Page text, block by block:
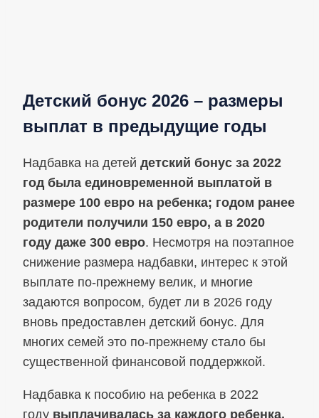
Детский бонус 2026 – размеры
выплат в предыдущие годы
Надбавка на детей детский бонус за 2022
год была единовременной выплатой в
размере 100 евро на ребенка; годом ранее
родители получили 150 евро, а в 2020
году даже 300 евро. Несмотря на поэтапное
снижение размера надбавки, интерес к этой
выплате по‑прежнему велик, и многие
задаются вопросом, будет ли в 2026 году
вновь предоставлен детский бонус. Для
многих семей это по‑прежнему стало бы
существенной финансовой поддержкой.
Надбавка к пособию на ребенка в 2022
году выплачивалась за каждого ребенка,